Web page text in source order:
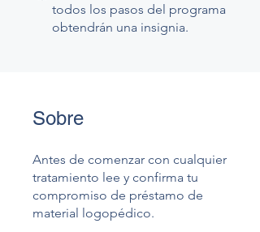
todos los pasos del programa
obtendrán una insignia.
Sobre
Antes de comenzar con cualquier
tratamiento lee y confirma tu
compromiso de préstamo de
material logopédico.